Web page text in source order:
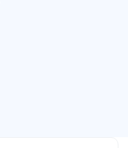
katılımcılarının yanı